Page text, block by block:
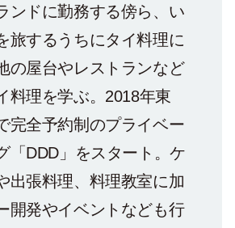
ンドに勤務する傍ら、い
旅するうちにタイ料理に
の屋台やレストランなど
料理を学ぶ。2018年東
完全予約制のプライベー
「DDD」をスタート。ケ
出張料理、料理教室に加
開発やイベントなども行